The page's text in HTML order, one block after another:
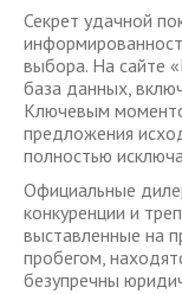
Секрет удачной
выбора. На сайте
база данных,
Ключевым
предложения
полностью
Официальные
конкуренции и
выставленные на
пробегом,
безупречны